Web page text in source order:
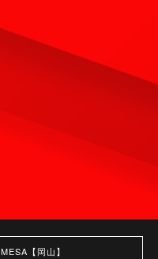
MESA【岡山】